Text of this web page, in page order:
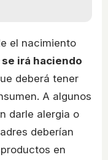
el nacimiento
irá haciendo
deberá tener
A algunos
darle alergia o
deberían
en